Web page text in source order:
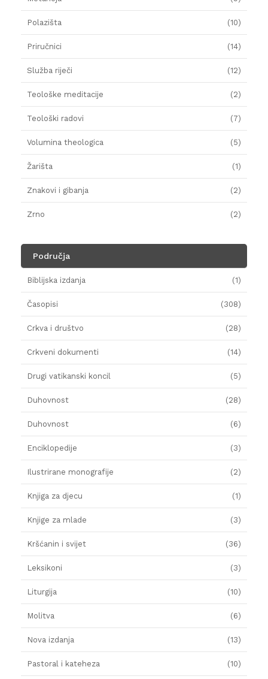
Polazišta (10)
Priručnici (14)
Služba riječi (12)
Teološke meditacije (2)
Teološki radovi (7)
Volumina theologica (5)
Žarišta (1)
Znakovi i gibanja (2)
Zrno (2)
Područja
Biblijska izdanja (1)
Časopisi (308)
Crkva i društvo (28)
Crkveni dokumenti (14)
Drugi vatikanski koncil (5)
Duhovnost (28)
Duhovnost (6)
Enciklopedije (3)
Ilustrirane monografije (2)
Knjiga za djecu (1)
Knjige za mlade (3)
Kršćanin i svijet (36)
Leksikoni (3)
Liturgija (10)
Molitva (6)
Nova izdanja (13)
Pastoral i kateheza (10)